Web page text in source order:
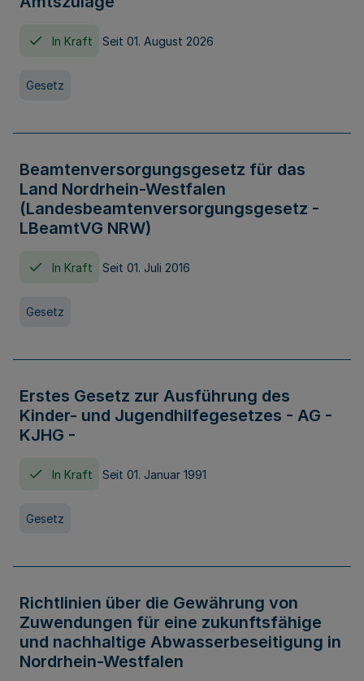
In Kraft Seit 01. August 2026
Gesetz
Beamtenversorgungsgesetz für das
Land Nordrhein-Westfalen
(Landesbeamtenversorgungsgesetz -
LBeamtVG NRW)
In Kraft Seit 01. Juli 2016
Gesetz
Erstes Gesetz zur Ausführung des
Kinder- und Jugendhilfegesetzes - AG -
KJHG -
In Kraft Seit 01. Januar 1991
Gesetz
Richtlinien über die Gewährung von
Zuwendungen für eine zukunftsfähige
und nachhaltige Abwasserbeseitigung in
Nordrhein-Westfalen